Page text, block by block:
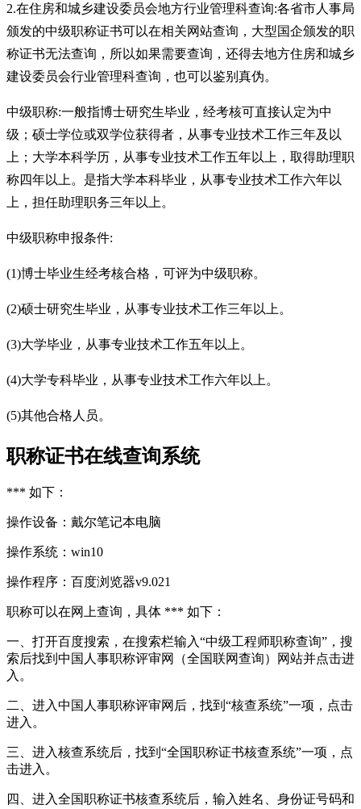
2.在住房和城乡建设委员会地方行业管理科查询:各省市人事局
颁发的中级职称证书可以在相关网站查询，大型国企颁发的职
称证书无法查询，所以如果需要查询，还得去地方住房和城乡
建设委员会行业管理科查询，也可以鉴别真伪。
中级职称:一般指博士研究生毕业，经考核可直接认定为中
级；硕士学位或双学位获得者，从事专业技术工作三年及以
上；大学本科学历，从事专业技术工作五年以上，取得助理职
称四年以上。是指大学本科毕业，从事专业技术工作六年以
上，担任助理职务三年以上。
中级职称申报条件:
(1)博士毕业生经考核合格，可评为中级职称。
(2)硕士研究生毕业，从事专业技术工作三年以上。
(3)大学毕业，从事专业技术工作五年以上。
(4)大学专科毕业，从事专业技术工作六年以上。
(5)其他合格人员。
职称证书在线查询系统
*** 如下：
操作设备：戴尔笔记本电脑
操作系统：win10
操作程序：百度浏览器v9.021
职称可以在网上查询，具体 *** 如下：
一、打开百度搜索，在搜索栏输入“中级工程师职称查询”，搜
索后找到中国人事职称评审网（全国联网查询）网站并点击进
入。
二、进入中国人事职称评审网后，找到“核查系统”一项，点击
进入。
三、进入核查系统后，找到“全国职称证书核查系统”一项，点
击进入。
四、进入全国职称证书核查系统后，输入姓名、身份证号码和